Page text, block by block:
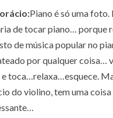
Piano é só uma foto.
de tocar piano… porque
de música popular no
por qualquer coisa…
e toca…relaxa…esquece.
do violino, tem uma coisa